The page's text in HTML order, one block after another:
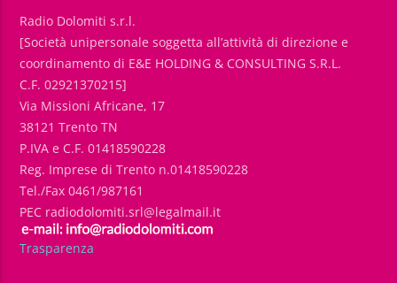
Radio Dolomiti s.r.l.
[Società unipersonale soggetta all’attività di direzione e
coordinamento di E&E HOLDING & CONSULTING S.R.L.
C.F. 02921370215]
Via Missioni Africane, 17
38121 Trento TN
P.IVA e C.F. 01418590228
Reg. Imprese di Trento n.01418590228
Tel./Fax 0461/987161
PEC radiodolomiti.srl@legalmail.it
Trasparenza